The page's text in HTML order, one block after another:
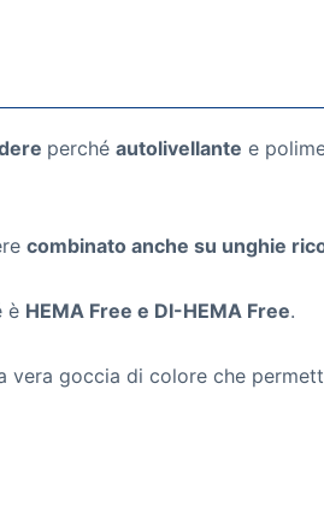
perché autolivellante e
combinato anche su unghie
è HEMA Free e DI-HEMA Free.
vera goccia di colore che